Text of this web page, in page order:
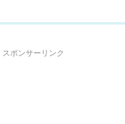
スポンサーリンク